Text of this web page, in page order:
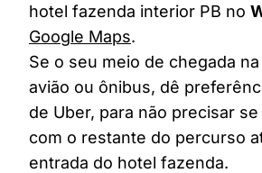
hotel fazenda interior PB no
Google Maps.
Se o seu meio de chegada
avião ou ônibus, dê
de Uber, para não precisar
com o restante do percurso
entrada do hotel fazenda.